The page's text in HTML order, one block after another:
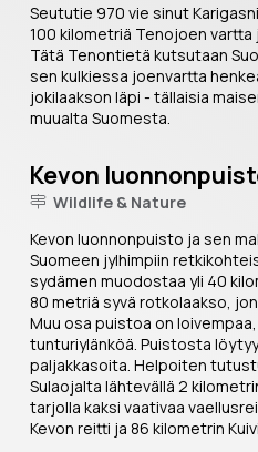
Seututie 970 vie sinut
100 kilometriä Tenojoen vartta
Tätä Tenontietä kutsutaan
sen kulkiessa joenvartta
jokilaakson läpi - tällaisia
muualta Suomesta.
Kevon
Wildlife & Nature
Kevon luonnonpuisto ja sen
Suomeen jylhimpiin
sydämen muodostaa yli 40
80 metriä syvä rotkolaakso,
Muu osa puistoa on
tunturiylänköä. Puistosta
paljakkasoita. Helpoiten
Sulaojalta lähtevällä 2
tarjolla kaksi vaativaa
Kevon reitti ja 86 kilometrin